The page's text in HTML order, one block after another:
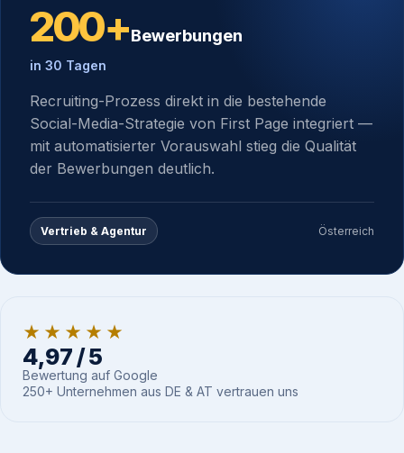
200+Bewerbungen
in 30 Tagen
Recruiting-Prozess direkt in die bestehende
Social-Media-Strategie von First Page integriert —
mit automatisierter Vorauswahl stieg die Qualität
der Bewerbungen deutlich.
Vertrieb & Agentur Österreich
★★★★★
4,97 / 5
Bewertung auf Google
250+ Unternehmen aus DE & AT vertrauen uns